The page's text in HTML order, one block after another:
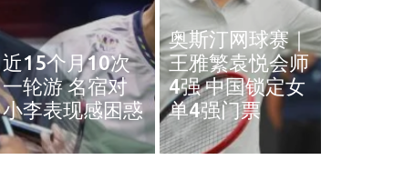
近15个月10次
一轮游 名宿对
小李表现感困惑
奥斯汀网球赛｜
王雅繁袁悦会师
4强 中国锁定女
单4强门票